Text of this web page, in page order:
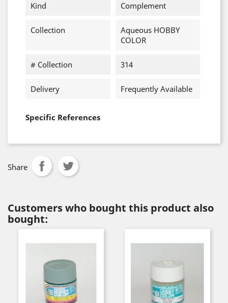
Kind
Complement
Collection
Aqueous HOBBY
COLOR
# Collection 314
Delivery Frequently Available
Specific References
Share
Customers who bought this product also
bought: